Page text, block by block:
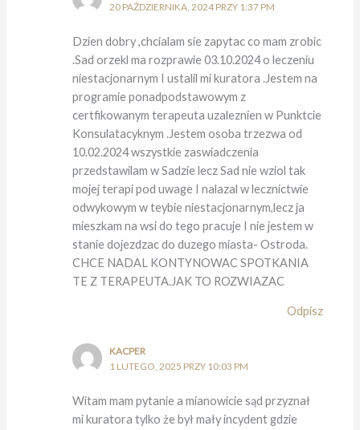
20 PAŹDZIERNIKA, 2024 PRZY 1:37 PM
Dzien dobry ,chcialam sie zapytac co mam zrobic
.Sad orzekl ma rozprawie 03.10.2024 o leczeniu
niestacjonarnym I ustalil mi kuratora .Jestem na
programie ponadpodstawowym z
certfikowanym terapeuta uzaleznien w Punktcie
Konsulatacyknym .Jestem osoba trzezwa od
10.02.2024 wszystkie zaswiadczenia
przedstawilam w Sadzie lecz Sad nie wziol tak
mojej terapi pod uwage I nalazal w lecznictwie
odwykowym w teybie niestacjonarnym,lecz ja
mieszkam na wsi do tego pracuje I nie jestem w
stanie dojezdzac do duzego miasta- Ostroda.
CHCE NADAL KONTYNOWAC SPOTKANIA
TE Z TERAPEUTA.JAK TO ROZWIAZAC
Odpisz
KACPER
1 LUTEGO, 2025 PRZY 10:03 PM
Witam mam pytanie a mianowicie sąd przyznał
mi kuratora tylko że był mały incydent gdzie